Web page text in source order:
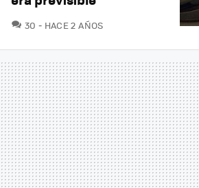
30 COMENTARIOS
HACE 2 AÑOS